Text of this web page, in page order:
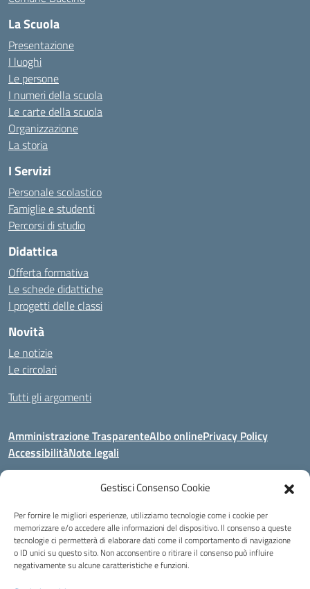
Gestisci Consenso Cookie
Per fornire le migliori esperienze, utilizziamo tecnologie come i cookie per
memorizzare e/o accedere alle informazioni del dispositivo. Il consenso a queste
tecnologie ci permetterà di elaborare dati come il comportamento di navigazione
o ID unici su questo sito. Non acconsentire o ritirare il consenso può influire
negativamente su alcune caratteristiche e funzioni.
La Scuola
Presentazione
I luoghi
Le persone
I numeri della scuola
Le carte della scuola
Organizzazione
La storia
I Servizi
Personale scolastico
Famiglie e studenti
Percorsi di studio
Didattica
Offerta formativa
Le schede didattiche
I progetti delle classi
Novità
Le notizie
Le circolari
Tutti gli argomenti
Amministrazione TrasparenteAlbo onlinePrivacy Policy
AccessibilitàNote legali
Centralino:0828 955033 Email:saic8be00q@istruzione.it
Posta elettronica certificata (PEC):saic8be00q@pec.istruzione.it
Codice fiscale: 91053550652